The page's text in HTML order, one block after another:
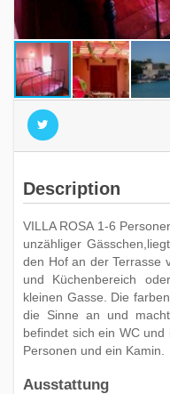
Description
VILLA ROSA 1-6
unzähliger
den Hof an der Terrasse
und Küchenbereich
kleinen Gasse. Die
die Sinne an und
befindet sich ein WC
Personen und ein Kamin.
Ausstattung